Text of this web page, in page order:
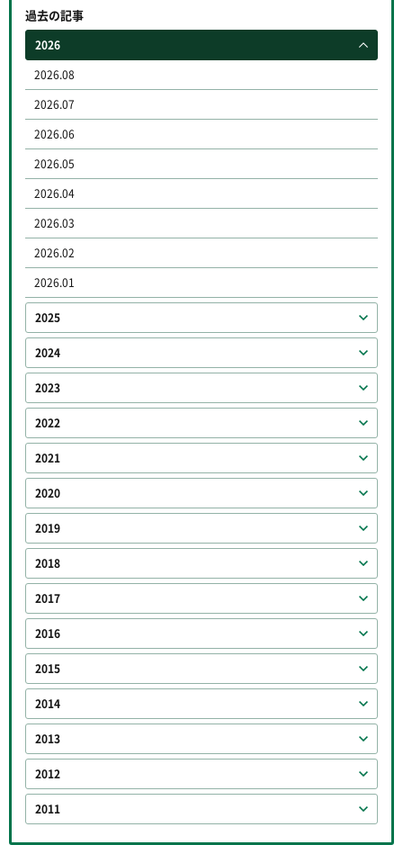
過去の記事
2026
2026.08
2026.07
2026.06
2026.05
2026.04
2026.03
2026.02
2026.01
2025
2024
2023
2022
2021
2020
2019
2018
2017
2016
2015
2014
2013
2012
2011